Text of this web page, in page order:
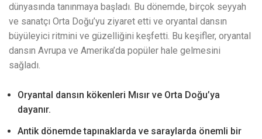
dünyasında tanınmaya başladı. Bu dönemde, birçok seyyah
ve sanatçı Orta Doğu’yu ziyaret etti ve oryantal dansın
büyüleyici ritmini ve güzelliğini keşfetti. Bu keşifler, oryantal
dansın Avrupa ve Amerika’da popüler hale gelmesini
sağladı.
Oryantal dansın kökenleri Mısır ve Orta Doğu’ya
dayanır.
Antik dönemde tapınaklarda ve saraylarda önemli bir